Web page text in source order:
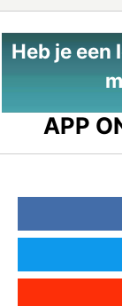
Heb je een
APP